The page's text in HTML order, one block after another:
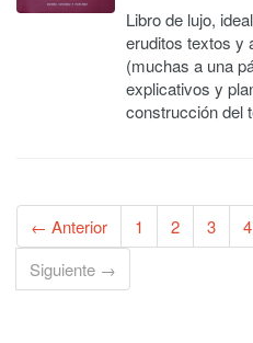
Libro de lujo,
eruditos textos y
(muchas a una
explicativos y
construcción del
← Anterior 1 2 3 4
Siguiente →